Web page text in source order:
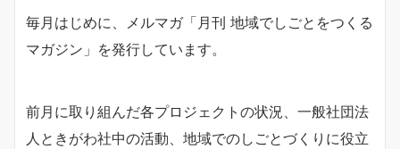
毎月はじめに、メルマガ「月刊 地域でしごとをつくる
マガジン」を発行しています。
前月に取り組んだ各プロジェクトの状況、一般社団法
人ときがわ社中の活動、地域でのしごとづくりに役立